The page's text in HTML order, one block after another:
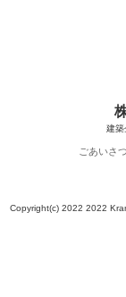
建築
ごあいさつ
Copyright(c) 2022 2022